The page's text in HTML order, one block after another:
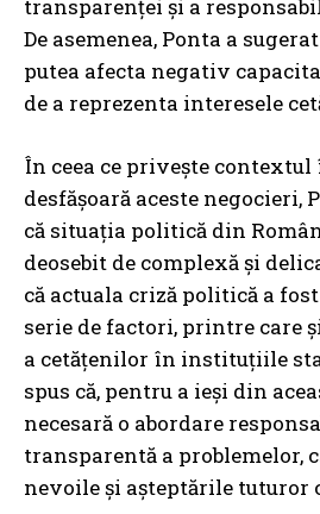
transparenței și a
De asemenea, Ponta a
putea afecta negativ
de a reprezenta interesele
În ceea ce privește contextul
desfășoară aceste negocieri,
că situația politică din
deosebit de complexă și
că actuala criză politică a
serie de factori, printre care
a cetățenilor în instituțiile
spus că, pentru a ieși din
necesară o abordare
transparentă a problemelor,
nevoile și așteptările tuturor